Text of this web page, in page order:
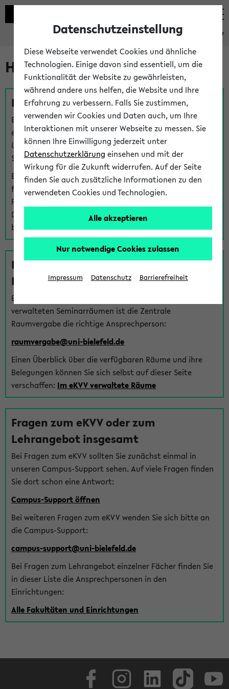
eKVV
Hilfe & Kontakt
Fragen zu einzelnen Veranstaltungen
Bei inhaltlichen und organisatorischen Fragen zu
einzelnen Veranstaltungen finden Sie Ansprechpersonen
über denFragen-Link bei jeder Veranstaltung. Der BIS
Support kann hier meist keine direkte Hilfe leisten.
Bei Veranstaltungen mit eKVV Teilnahmemanagement
finden Sie eine Auskunft über die Personen, die Ihre
Platzzuteilung im eKVV eingetragen haben, auf der
Detailseite zum Teilnahmemanagement der
betreffenden Veranstaltung.
Fragen zu im eKVV verwalteten
Räumen
Bei Fragen zur Vergabe von Hörsälen und vom eKVV
verwalteten Seminarräumen ist die Zentrale
Raumvergabe die richtige Ansprechperson:
raumvergabe@uni-bielefeld.de
Einen Überblick über die verfügbaren Räume und ihre
Belegungen können Sie sich selbst auf dieser Seite
verschaffen: Im eKVV verwaltete Räume
Fragen zum eKVV oder zum
Lehrangebot insgesamt
Bei Fragen zum eKVV sollten Sie zunächst einmal in
unseren Campus-Support sehen. Auf viele Fragen finden
Sie dort schon eine Antwort:
Campus-Support öffnen
Bei weiteren Fragen zum eKVV wenden Sie sich bitte an
die Campus-Support:
campus-support@uni-bielefeld.de
Bei Fragen zum Lehrangebot einzelner Fächer finden Sie
in dieser Liste die Ansprechpersonen in den
Einrichtungen:
Alle Fakultäten und Einrichtungen
Datenschutzeinstellung
Diese Webseite verwendet Cookies und ähnliche
Technologien. Einige davon sind essentiell, um die
Funktionalität der Website zu gewährleisten,
während andere uns helfen, die Website und Ihre
Erfahrung zu verbessern. Falls Sie zustimmen,
verwenden wir Cookies und Daten auch, um Ihre
Interaktionen mit unserer Webseite zu messen. Sie
können Ihre Einwilligung jederzeit unter
Datenschutzerklärung einsehen und mit der
Wirkung für die Zukunft widerrufen. Auf der Seite
finden Sie auch zusätzliche Informationen zu den
verwendeten Cookies und Technologien.
Alle akzeptieren
Nur notwendige Cookies zulassen
Impressum Datenschutz Barrierefreiheit